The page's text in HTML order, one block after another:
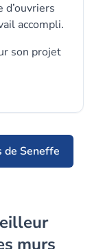
accompli.
son projet
de Seneffe
murs